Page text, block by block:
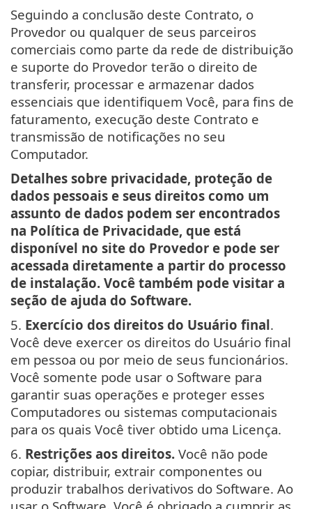
Seguindo a conclusão deste Contrato, o
Provedor ou qualquer de seus parceiros
comerciais como parte da rede de distribuição
e suporte do Provedor terão o direito de
transferir, processar e armazenar dados
essenciais que identifiquem Você, para fins de
faturamento, execução deste Contrato e
transmissão de notificações no seu
Computador.
Detalhes sobre privacidade, proteção de
dados pessoais e seus direitos como um
assunto de dados podem ser encontrados
na Política de Privacidade, que está
disponível no site do Provedor e pode ser
acessada diretamente a partir do processo
de instalação. Você também pode visitar a
seção de ajuda do Software.
5. Exercício dos direitos do Usuário final.
Você deve exercer os direitos do Usuário final
em pessoa ou por meio de seus funcionários.
Você somente pode usar o Software para
garantir suas operações e proteger esses
Computadores ou sistemas computacionais
para os quais Você tiver obtido uma Licença.
6. Restrições aos direitos. Você não pode
copiar, distribuir, extrair componentes ou
produzir trabalhos derivativos do Software. Ao